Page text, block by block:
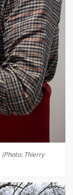
(Photo: Thierry